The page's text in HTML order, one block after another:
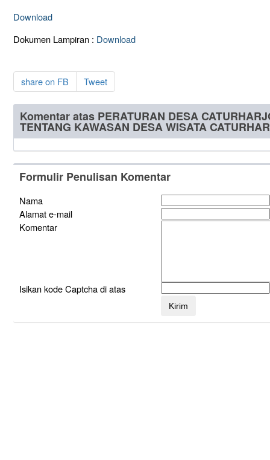
Download
Dokumen Lampiran : Download
share on FB Tweet
Komentar atas PERATURAN DESA
TENTANG KAWASAN DESA WISATA
Formulir Penulisan Komentar
Nama
Alamat e-mail
Komentar
Isikan kode Captcha di atas